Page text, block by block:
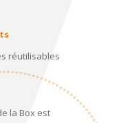
réutilisables
la Box est